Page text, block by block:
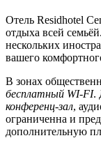
Отель Residhotel
отдыха всей
нескольких
вашего
В зонах
бесплатный WI-FI.
конференц-зал,
ограниченна и
дополнительную